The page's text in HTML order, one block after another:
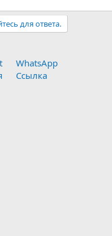
для ответа.
WhatsApp
Ссылка